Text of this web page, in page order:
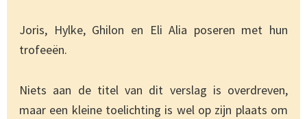
Joris, Hylke, Ghilon en Eli Alia poseren met hun
trofeeën.
Niets aan de titel van dit verslag is overdreven,
maar een kleine toelichting is wel op zijn plaats om